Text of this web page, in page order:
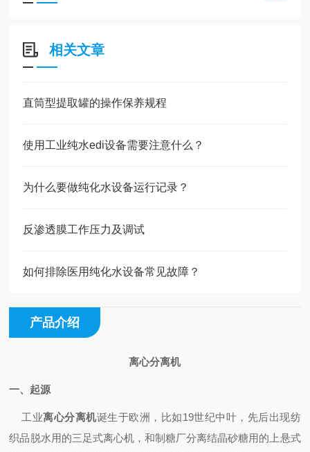
相关文章
直筒型提取罐的操作保养规程
使用工业纯水edi设备需要注意什么？
为什么要做纯化水设备运行记录？
反渗透膜工作压力及调试
如何排除医用纯化水设备常见故障？
产品介绍
离心分离机
一、起源
工业离心分离机诞生于欧洲，比如19世纪中叶，先后出现纺
织品脱水用的三足式离心机，和制糖厂分离结晶砂糖用的上悬式